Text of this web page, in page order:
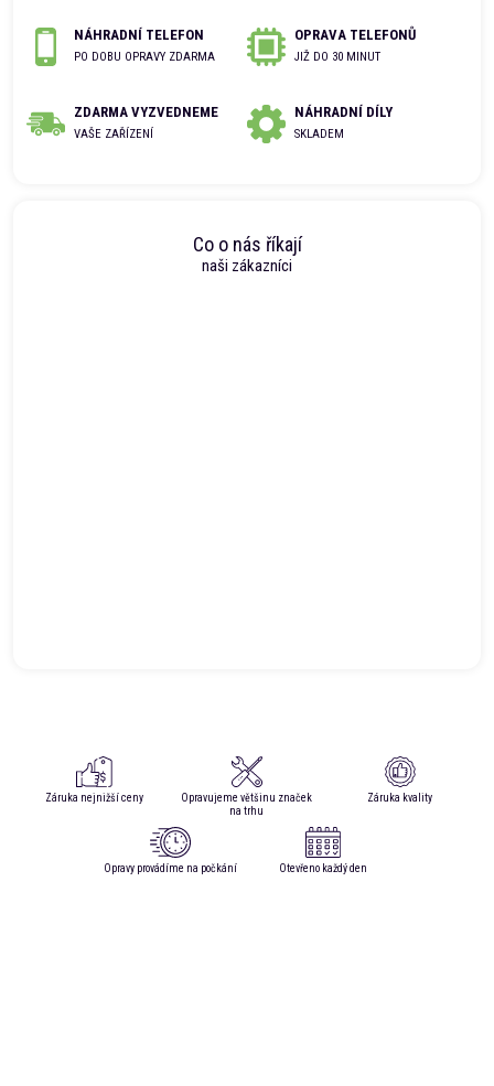
NÁHRADNÍ TELEFON
PO DOBU OPRAVY ZDARMA
OPRAVA TELEFONŮ
JIŽ DO 30 MINUT
ZDARMA VYZVEDNEME
VAŠE ZAŘÍZENÍ
NÁHRADNÍ DÍLY
SKLADEM
Co o nás říkají
naši zákazníci
Záruka nejnižší ceny
Opravujeme většinu značek
na trhu
Záruka kvality
Opravy provádíme na počkání Otevřeno každý den